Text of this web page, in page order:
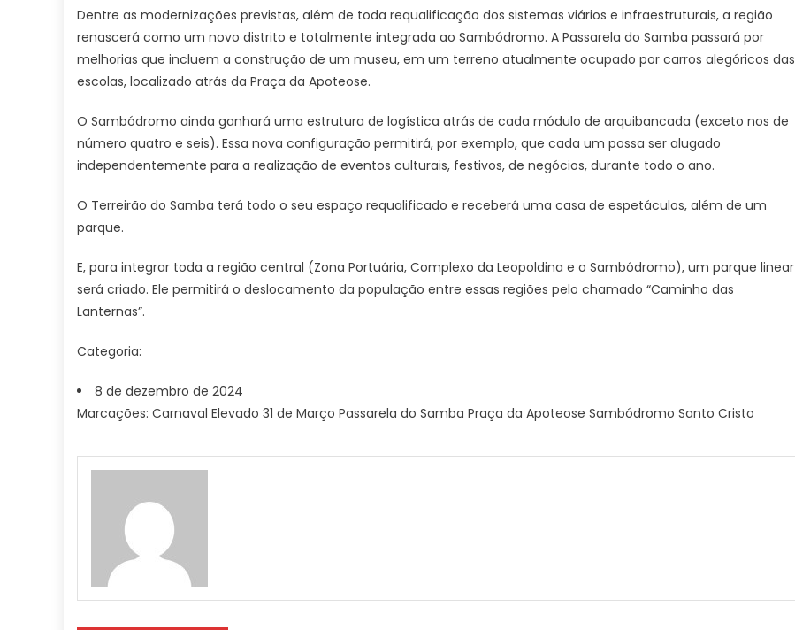
Dentre as modernizações previstas, além de toda requalificação dos sistemas viários e infraestruturais, a região
renascerá como um novo distrito e totalmente integrada ao Sambódromo. A Passarela do Samba passará por
melhorias que incluem a construção de um museu, em um terreno atualmente ocupado por carros alegóricos das
escolas, localizado atrás da Praça da Apoteose.
O Sambódromo ainda ganhará uma estrutura de logística atrás de cada módulo de arquibancada (exceto nos de
número quatro e seis). Essa nova configuração permitirá, por exemplo, que cada um possa ser alugado
independentemente para a realização de eventos culturais, festivos, de negócios, durante todo o ano.
O Terreirão do Samba terá todo o seu espaço requalificado e receberá uma casa de espetáculos, além de um
parque.
E, para integrar toda a região central (Zona Portuária, Complexo da Leopoldina e o Sambódromo), um parque linear
será criado. Ele permitirá o deslocamento da população entre essas regiões pelo chamado “Caminho das
Lanternas”.
Categoria:
8 de dezembro de 2024
Marcações: Carnaval Elevado 31 de Março Passarela do Samba Praça da Apoteose Sambódromo Santo Cristo